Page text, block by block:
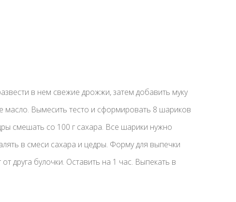
в нем свежие дрожжи, затем добавить муку
масло. Вымесить тесто и сформировать 8 шариков
смешать со 100 г сахара. Все шарики нужно
в смеси сахара и цедры. Форму для выпечки
друга булочки. Оставить на 1 час. Выпекать в